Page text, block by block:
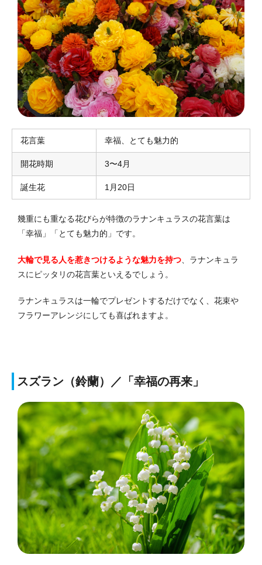
花言葉 幸福、とても魅力的
開花時期 3〜4月
誕生花 1月20日
幾重にも重なる花びらが特徴のラナンキュラスの花言葉は
「幸福」「とても魅力的」です。
大輪で見る人を惹きつけるような魅力を持つ、ラナンキュラ
スにピッタリの花言葉といえるでしょう。
ラナンキュラスは一輪でプレゼントするだけでなく、花束や
フラワーアレンジにしても喜ばれますよ。
スズラン（鈴蘭）／「幸福の再来」